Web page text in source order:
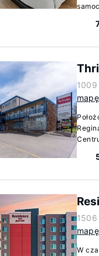
1009
mapę
1506
mapę
W